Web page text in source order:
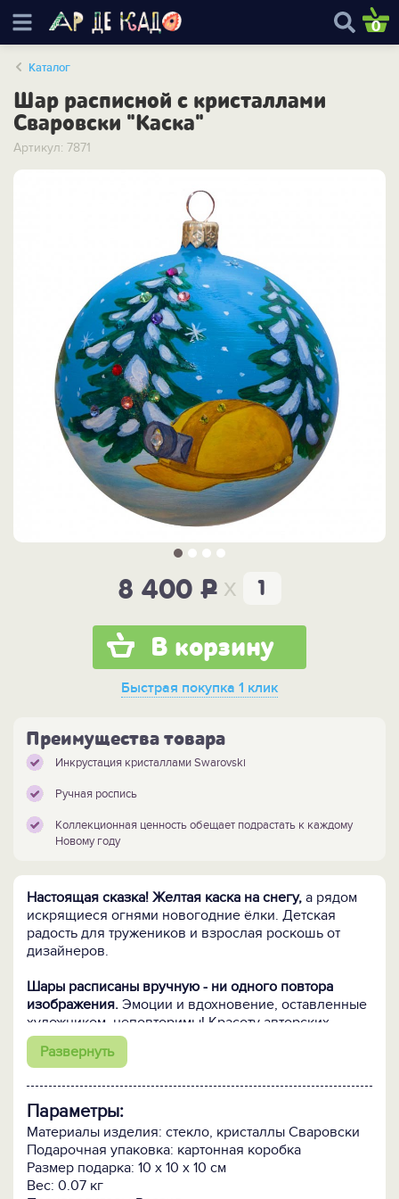
0
Каталог
Шар расписной с кристаллами
Сваровски "Каска"
Артикул: 7871
8 400P x
В корзину
Быстрая покупка 1 клик
Преимущества товара
Инкрустация кристаллами Swarovski
Ручная роспись
Коллекционная ценность обещает подрастать к каждому
Новому году
Настоящая сказка! Желтая каска на снегу, а рядом
искрящиеся огнями новогодние ёлки. Детская
радость для тружеников и взрослая роскошь от
дизайнеров.
Шары расписаны вручную - ни одного повтора
изображения. Эмоции и вдохновение, оставленные
художником, неповторимы! Красоту авторских
сюжетов подчеркивает россыпь хрустальных
кристаллов Сваровски – часть творческого
Кому подарить:Строителям и архитекторам,
спасателям и шахтерам, инженерам и металлургам.
И пусть они получили дипломы специалистов,
доросли до руководящих должностей, успели уйти
Развернуть
Параметры:
Материалы изделия: стекло, кристаллы Сваровски
Подарочная упаковка: картонная коробка
Размер подарка: 10 х 10 х 10 см
Вес: 0.07 кг